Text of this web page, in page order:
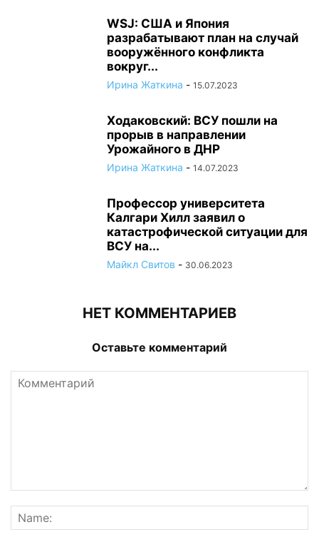
WSJ: США и Япония
разрабатывают план на случай
вооружённого конфликта
вокруг...
Ирина Жаткина - 15.07.2023
Ходаковский: ВСУ пошли на
прорыв в направлении
Урожайного в ДНР
Ирина Жаткина - 14.07.2023
Профессор университета
Калгари Хилл заявил о
катастрофической ситуации для
ВСУ на...
Майкл Свитов - 30.06.2023
НЕТ КОММЕНТАРИЕВ
Оставьте комментарий